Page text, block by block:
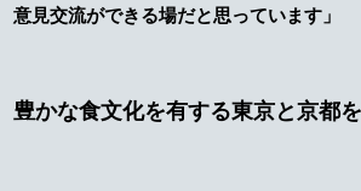
意見交流ができる場だと思っています」
豊かな食文化を有する東京と京都